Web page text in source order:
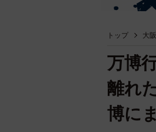
トップ 大
万博
離れ
博に